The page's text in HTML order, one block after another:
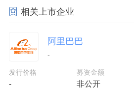
相关上市企业
阿里巴巴
-
发行价格
-
募资金额
非公开